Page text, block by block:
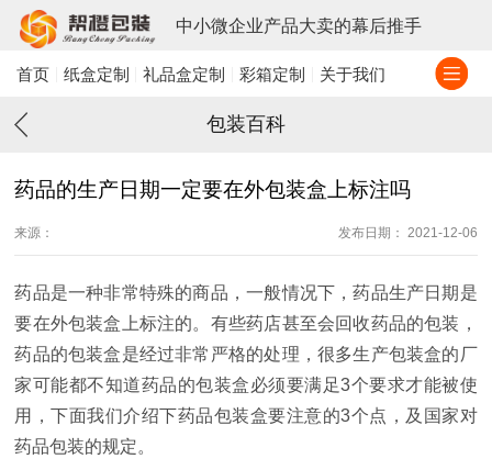
中小微企业产品大卖的幕后推手
首页 纸盒定制 礼品盒定制 彩箱定制 关于我们
包装百科
药品的生产日期一定要在外包装盒上标注吗
来源： 发布日期： 2021-12-06
药品是一种非常特殊的商品，一般情况下，药品生产日期是
要在外包装盒上标注的。有些药店甚至会回收药品的包装，
药品的包装盒是经过非常严格的处理，很多生产包装盒的厂
家可能都不知道药品的包装盒必须要满足3个要求才能被使
用，下面我们介绍下药品包装盒要注意的3个点，及国家对
药品包装的规定。